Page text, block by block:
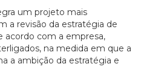
um projeto mais
a revisão da estratégia de
acordo com a empresa,
na medida em que a
a ambição da estratégia e